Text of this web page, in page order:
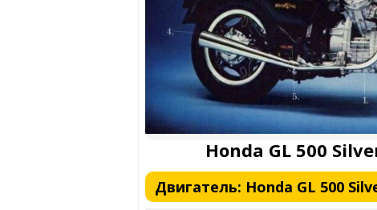
Honda GL 500
Двигатель: Honda GL 500